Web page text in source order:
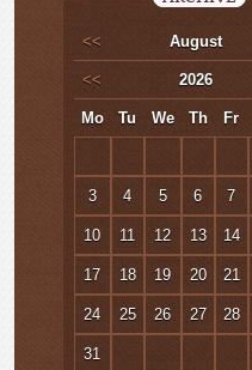
<< August
<< 2026
Mo Tu We Th Fr
3 4 5 6 7
10 11 12 13 14
17 18 19 20 21
24 25 26 27 28
31